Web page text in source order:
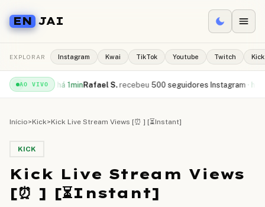
EN JAI
EXPLORAR Instagram Kwai TikTok Youtube Twitch Kick
AO VIVO
YouTube ·há 1minRafael S. recebeu 500 seguidores Instagram ·há
Início>Kick>Kick Live Stream Views [⏰ ] [⏳Instant]
KICK
Kick Live Stream Views
[⏰ ] [⏳Instant]